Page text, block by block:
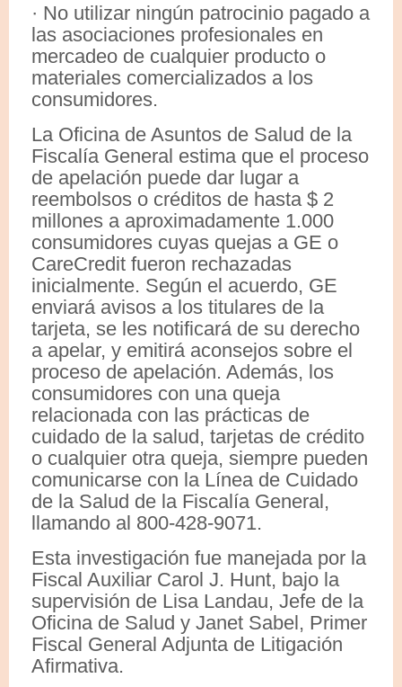
· No utilizar ningún patrocinio pagado a
las asociaciones profesionales en
mercadeo de cualquier producto o
materiales comercializados a los
consumidores.
La Oficina de Asuntos de Salud de la
Fiscalía General estima que el proceso
de apelación puede dar lugar a
reembolsos o créditos de hasta $ 2
millones a aproximadamente 1.000
consumidores cuyas quejas a GE o
CareCredit fueron rechazadas
inicialmente. Según el acuerdo, GE
enviará avisos a los titulares de la
tarjeta, se les notificará de su derecho
a apelar, y emitirá aconsejos sobre el
proceso de apelación. Además, los
consumidores con una queja
relacionada con las prácticas de
cuidado de la salud, tarjetas de crédito
o cualquier otra queja, siempre pueden
comunicarse con la Línea de Cuidado
de la Salud de la Fiscalía General,
llamando al 800-428-9071.
Esta investigación fue manejada por la
Fiscal Auxiliar Carol J. Hunt, bajo la
supervisión de Lisa Landau, Jefe de la
Oficina de Salud y Janet Sabel, Primer
Fiscal General Adjunta de Litigación
Afirmativa.